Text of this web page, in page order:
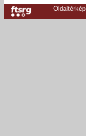
Oldaltérkép